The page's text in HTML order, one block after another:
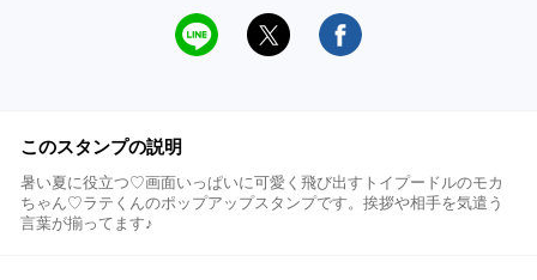
このスタンプの説明
暑い夏に役立つ♡画面いっぱいに可愛く飛び出すトイプードルのモカ
ちゃん♡ラテくんのポップアップスタンプです。挨拶や相手を気遣う
言葉が揃ってます♪